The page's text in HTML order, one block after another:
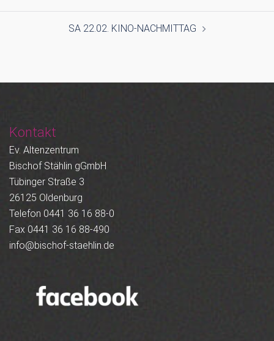
SA 22.02. KINO-NACHMITTAG
Kontakt
Ev. Altenzentrum
Bischof Stählin gGmbH
Tübinger Straße 3
26125 Oldenburg
Telefon 0441 36 16 88-0
Fax 0441 36 16 88-490
info@bischof-staehlin.de